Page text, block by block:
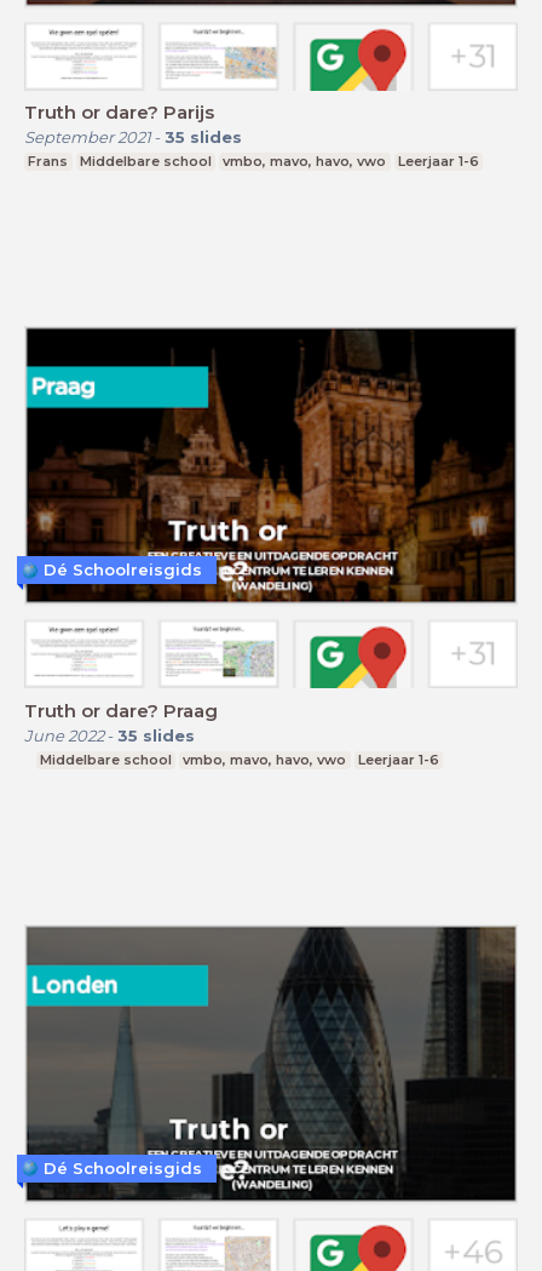
Truth or dare? Parijs
September 2021- 35 slides
Frans Middelbare school vmbo, mavo, havo, vwo Leerjaar 1-6
Truth or dare? Praag
June 2022- 35 slides
Middelbare school vmbo, mavo, havo, vwo Leerjaar 1-6
Dé Schoolreisgids
Dé Schoolreisgids